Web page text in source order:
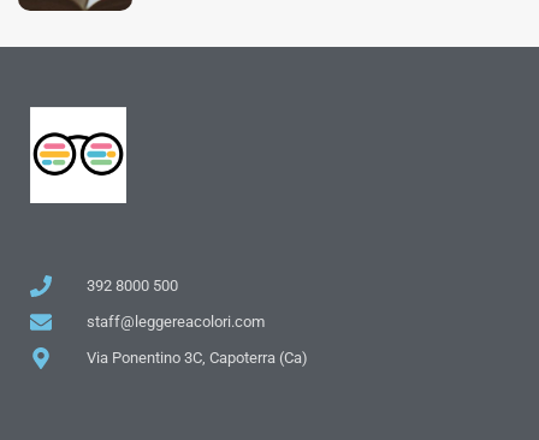
392 8000 500
staff@leggereacolori.com
Via Ponentino 3C, Capoterra (Ca)